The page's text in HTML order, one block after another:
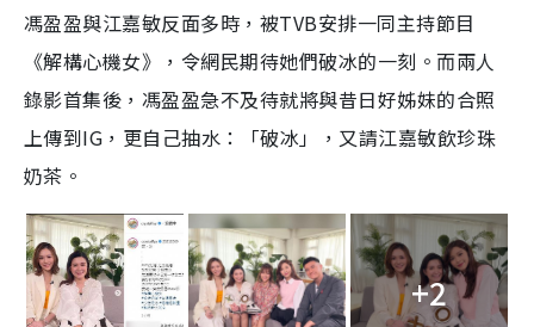
馮盈盈與江嘉敏反面多時，被TVB安排一同主持節目
《解構心機女》，令網民期待她們破冰的一刻。而兩人
錄影首集後，馮盈盈急不及待就將與昔日好姊妹的合照
上傳到IG，更自己抽水：「破冰」，又請江嘉敏飲珍珠
奶茶。
+2